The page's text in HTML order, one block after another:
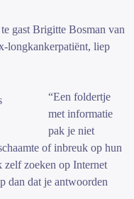
gast Brigitte Bosman van
longkankerpatiënt, liep
“Een foldertje
met informatie
pak je niet
of inbreuk op hun
zelf zoeken op Internet
dan dat je antwoorden